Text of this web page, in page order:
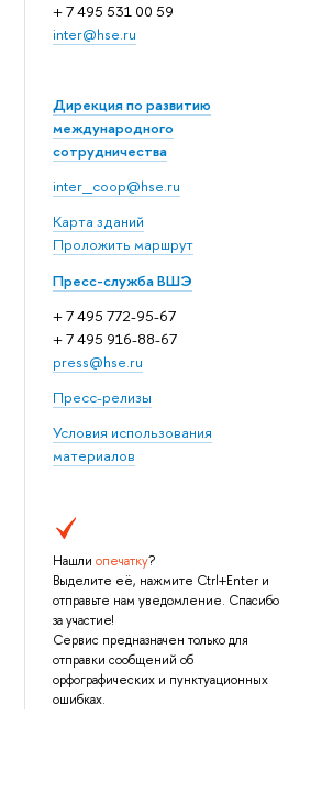
+ 7 495 531 00 59
inter@hse.ru
Дирекция по развитию
международного
сотрудничества
inter_coop@hse.ru
Карта зданий
Проложить маршрут
Пресс-служба ВШЭ
+ 7 495 772-95-67
+ 7 495 916-88-67
press@hse.ru
Пресс-релизы
Условия использования
материалов
Нашли опечатку?
Выделите её, нажмите Ctrl+Enter и
отправьте нам уведомление. Спасибо
за участие!
Сервис предназначен только для
отправки сообщений об
орфографических и пунктуационных
ошибках.